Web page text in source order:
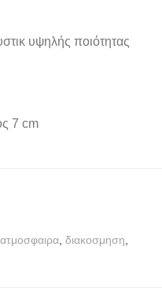
υψηλής ποιότητας
7 cm
ατμοσφαιρα διακοσμηση